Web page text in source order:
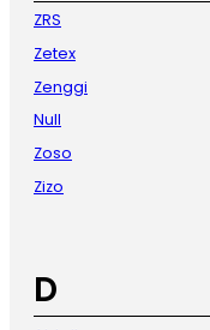
ZRS
Zetex
Zenggi
Null
Zoso
Zizo
D